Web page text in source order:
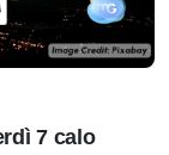
7 calo